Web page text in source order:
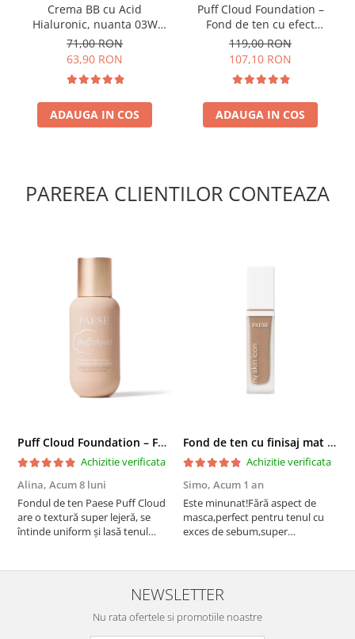
Crema BB cu Acid
Hialuronic, nuanta 03W
NATURAL 30ml
71,00 RON
63,90 RON
ADAUGA IN COS
Puff Cloud Foundation –
Fond de ten cu efect
natural
119,00 RON
107,10 RON
ADAUGA IN COS
PAREREA CLIENTILOR CONTEAZA
Puff Cloud Foundation – Fond de ten cu efect natural
Achizitie verificata
Alina, Acum 8 luni
Fondul de ten Paese Puff Cloud
are o textură super lejeră, se
întinde uniform și lasă tenul
rezistă bine toată ziua și nu
oxidează. Se simte ca o cremă
hidratantă pe piele. Un f...
Fond de ten cu finisaj mat si satinat, 3C ALMOND - 33 ml
Achizitie verificata
Simo, Acum 1 an
Este minunat!Fără aspect de
masca,perfect pentru tenul cu
exces de sebum,super
NEWSLETTER
Nu rata ofertele si promotiile noastre